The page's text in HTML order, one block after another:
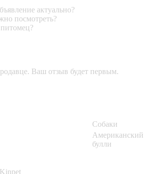
актуально?
посмотреть?
Ваш отзыв будет первым.
Собаки
Американский
булли